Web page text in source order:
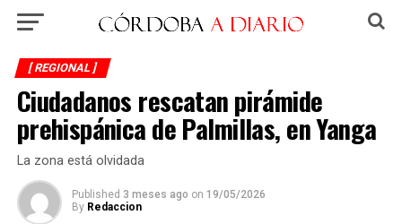
[ REGIONAL ]
Ciudadanos rescatan pirámide
prehispánica de Palmillas, en Yanga
La zona está olvidada
Published 3 meses ago on 19/05/2026
By Redaccion